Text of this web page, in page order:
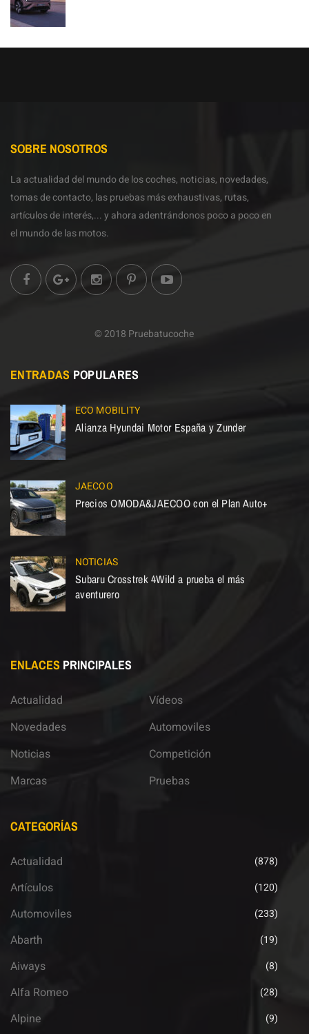
SOBRE NOSOTROS
La actualidad del mundo de los coches, noticias, novedades,
tomas de contacto, las pruebas más exhaustivas, rutas,
artículos de interés,... y ahora adentrándonos poco a poco en
el mundo de las motos.
© 2018 Pruebatucoche
ENTRADAS POPULARES
ECO MOBILITY
Alianza Hyundai Motor España y Zunder
JAECOO
Precios OMODA&JAECOO con el Plan Auto+
NOTICIAS
Subaru Crosstrek 4Wild a prueba el más
aventurero
ENLACES PRINCIPALES
Actualidad
Novedades
Noticias
Marcas
Vídeos
Automoviles
Competición
Pruebas
CATEGORÍAS
Actualidad (878)
Artículos (120)
Automoviles (233)
Abarth (19)
Aiways (8)
Alfa Romeo (28)
Alpine (9)